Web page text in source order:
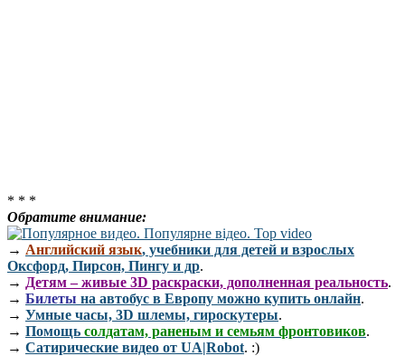
* * *
Обратите внимание:
→ Английский язык, учебники для детей и взрослых
Оксфорд, Пирсон, Пингу и др.
→ Детям – живые 3D раскраски, дополненная реальность.
→ Билеты на автобус в Европу можно купить онлайн.
→ Умные часы, 3D шлемы, гироскутеры.
→ Помощь солдатам, раненым и семьям фронтовиков.
→ Сатирические видео от UA|Robot. :)